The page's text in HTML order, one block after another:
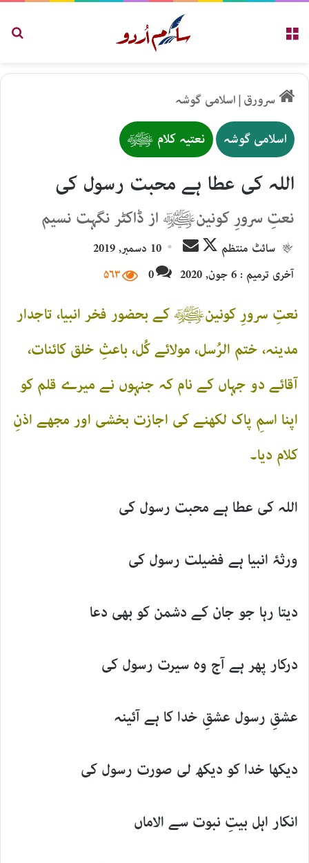
سرورق|اسلامی گوشہ
اسلامی گوشہ نعتیہ کلام ﷺ
اللہ کی عطا ہے محبت رسول کی
نعتِ سرورِ کونینﷺ از ڈاکٹر نگہت نسیم
سائٹ منتظم
Follow
X
Send
email
10 دسمبر, 2019
آخری ترمیم : 6 جون, 2020
0 ۵۶۳
نعتِ سرورِ کونینﷺ کے بحضور فخر انبیا، تاجدار
مدینہ، ختم الرُسل، مولائے کُل، باعثِ خلق کائنات،
آقائے دو جہاں کے نام کہ جنہوں نے میرے قلم کو
اپنا اسمِ پاک لکھنے کی اجازت بخشی اور مجھے اذنِ
کلام دیا۔
اللہ کی عطا ہے محبت رسول کی
ورثۂ انبیا ہے فضیلت رسول کی
دیتا رہا جو جان کے دشمن کو بھی دعا
درکار پھر ہے آج وہ سیرت رسول کی
عشقِ رسول عشقِ خدا کا ہے آئینہ
دیکھا خدا کو دیکھ لی صورت رسول کی
انکار اہل بیتِ نبوت سے الاماں